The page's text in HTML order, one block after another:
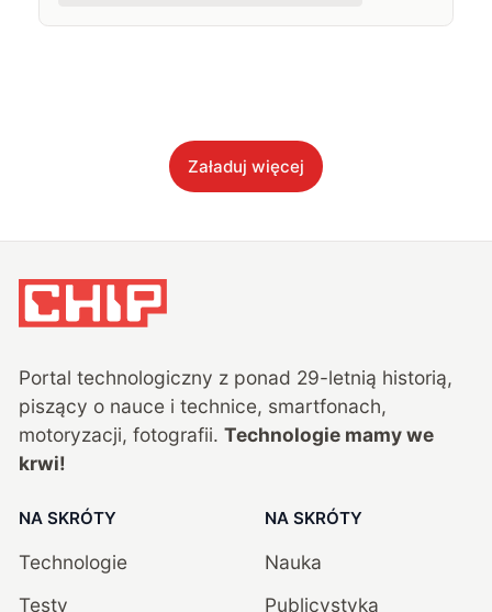
Załaduj więcej
Portal technologiczny z ponad 29-letnią historią,
piszący o nauce i technice, smartfonach,
motoryzacji, fotografii. Technologie mamy we
krwi!
NA SKRÓTY
Technologie
Testy
NA SKRÓTY
Nauka
Publicystyka